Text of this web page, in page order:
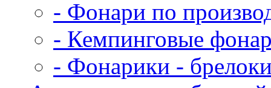
- Фонари по
- Кемпинговые
- Фонарики -